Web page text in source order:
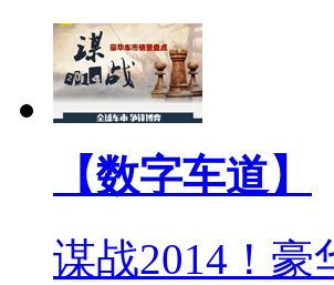
【数字车道】
谋战2014！豪